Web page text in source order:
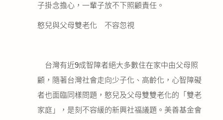
子掛念擔心，一輩子放不下照顧責任。
憨兒與父母雙老化 不容忽視
台灣有近9成智障者絕大多數住在家中由父母照
顧，隨著台灣社會走向少子化、高齡化，心智障礙
者也面臨同樣問題，憨兒及父母雙雙老化的「雙老
家庭」，是刻不容緩的新興社福議題。美善基金會